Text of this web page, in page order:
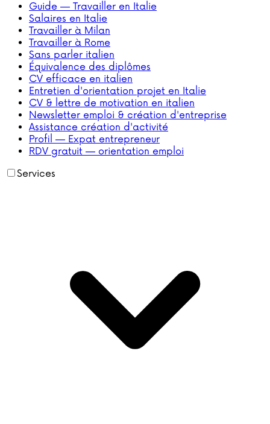
Guide — Travailler en Italie
Salaires en Italie
Travailler à Milan
Travailler à Rome
Sans parler italien
Équivalence des diplômes
CV efficace en italien
Entretien d'orientation projet en Italie
CV & lettre de motivation en italien
Newsletter emploi & création d'entreprise
Assistance création d'activité
Profil — Expat entrepreneur
RDV gratuit — orientation emploi
Services